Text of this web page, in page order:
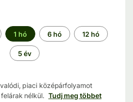
1 hó 6 hó 12 hó
5 év
piaci középárfolyamot
nélkül. Tudj meg többet